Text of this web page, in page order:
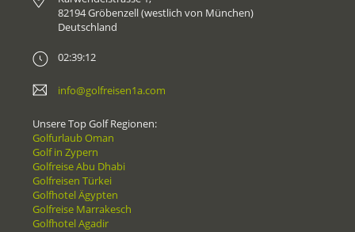
82194 Gröbenzell (westlich von München)
Deutschland
02:39:12
info@golfreisen1a.com
Unsere Top Golf Regionen:
Golfurlaub Oman
Golf in Zypern
Golfreise Abu Dhabi
Golfreisen Türkei
Golfhotel Ägypten
Golfreise Marrakesch
Golfhotel Agadir